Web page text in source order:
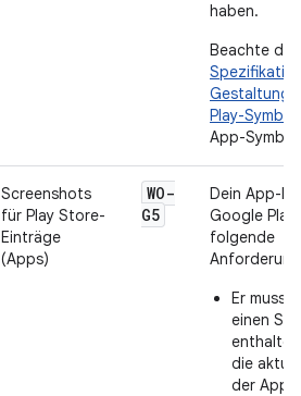
haben.
Beachte die
Gestaltung
Play-
App-
Screenshots
für Play Store-
Einträge
(Apps)
WO-
G5
Dein App-
Google Play
folgende
Er muss
einen
die
der App